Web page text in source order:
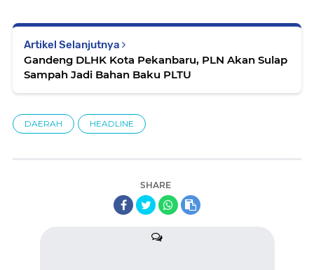
Artikel Selanjutnya
Gandeng DLHK Kota Pekanbaru, PLN Akan Sulap
Sampah Jadi Bahan Baku PLTU
DAERAH HEADLINE
SHARE